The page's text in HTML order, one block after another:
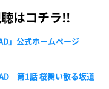
はコチラ!!
」公式ホームページ
第1話 桜舞い散る坂道